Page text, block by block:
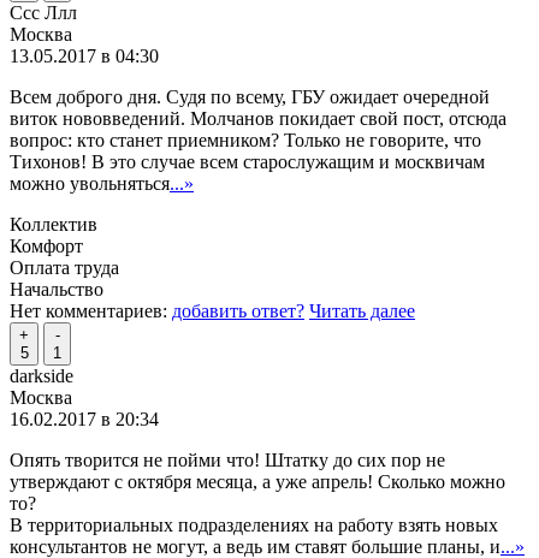
Ссс Ллл
Москва
13.05.2017 в 04:30
Всем доброго дня. Судя по всему, ГБУ ожидает очередной
виток нововведений. Молчанов покидает свой пост, отсюда
вопрос: кто станет приемником? Только не говорите, что
Тихонов! В это случае всем старослужащим и москвичам
можно увольняться...»
Коллектив
Комфорт
Оплата труда
Начальство
Нет комментариев: добавить ответ? Читать далее
+
5
-
1
darkside
Москва
16.02.2017 в 20:34
Опять творится не пойми что! Штатку до сих пор не
утверждают с октября месяца, а уже апрель! Сколько можно
то?
В территориальных подразделениях на работу взять новых
консультантов не могут, а ведь им ставят большие планы, и...»